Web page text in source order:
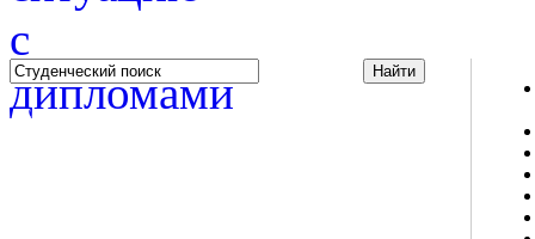
Studportal.net.ua - неофициальный студенческий сайт